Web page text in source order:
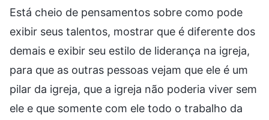
Está cheio de pensamentos sobre como pode
exibir seus talentos, mostrar que é diferente dos
demais e exibir seu estilo de liderança na igreja,
para que as outras pessoas vejam que ele é um
pilar da igreja, que a igreja não poderia viver sem
ele e que somente com ele todo o trabalho da